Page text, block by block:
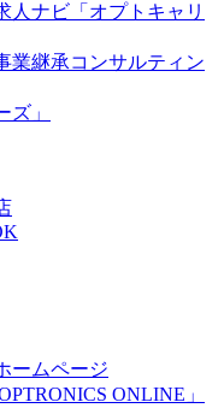
人ナビ「オプトキャリ
業継承コンサルティン
ズ」
ームページ
ONLINE」